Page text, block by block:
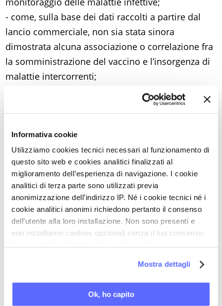
Informativa cookie
Utilizziamo cookies tecnici necessari al funzionamento di
questo sito web e cookies analitici finalizzati al
miglioramento dell’esperienza di navigazione. I cookie
analitici di terza parte sono utilizzati previa
anonimizzazione dell’indirizzo IP. Né i cookie tecnici né i
cookie analitici anonimi richiedono pertanto il consenso
dell’utente alla loro installazione. Non sono presenti e
non installiamo cookies opzionali senza il tuo consenso.
Mostra dettagli
Ok, ho capito
- come, sulla base dei dati raccolti a partire dal
lancio commerciale, non sia stata sinora
dimostrata alcuna associazione o correlazione fra
la somministrazione del vaccino e l’insorgenza di
malattie intercorrenti;
- perché il vaccino è assolutamente sicuro: esso
non contiene parti di DNA virale, ma solo una
“carrozzeria” del virus). Questa proteina contiene il
“numero di targa” biochimico del virus (6, 11, 16 o
18) e consente al sistema immunitario – e ai suoi
anticorpi – di identificare e neutralizzare il ceppo
virale nel momento stesso in cui viene a contatto
con l’organismo;
- come questo meccanismo consenta al vaccino
di colpire anche altri ceppi (fra cui il 31, il 33 e il
simile: un fenomeno noto come “protezione
incrociata”;
- l’importanza di usare comunque il profilattico in